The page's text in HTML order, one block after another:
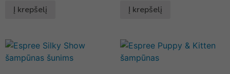
Į krepšelį Į krepšelį